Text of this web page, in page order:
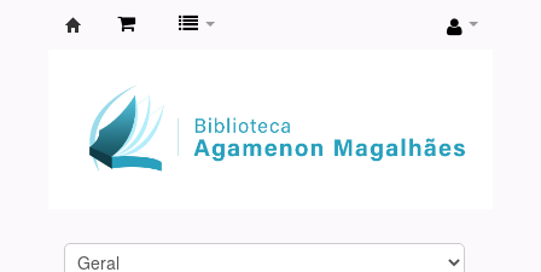
Agamenon
Magalhães